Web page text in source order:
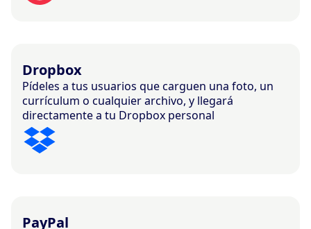
Dropbox
Pídeles a tus usuarios que carguen una foto, un
currículum o cualquier archivo, y llegará
directamente a tu Dropbox personal
PayPal